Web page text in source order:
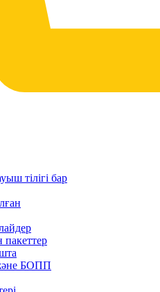
тілігі бар
пакеттер
БОПП